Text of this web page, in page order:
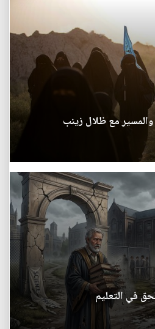
والمسير مع ظلال زينب
في التعليم